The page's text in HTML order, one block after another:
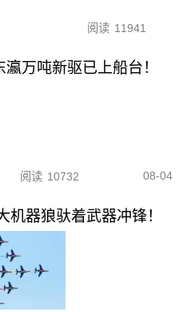
阅读 11941
万吨新驱已上船台！
阅读 10732 08-04
器狼驮着武器冲锋！